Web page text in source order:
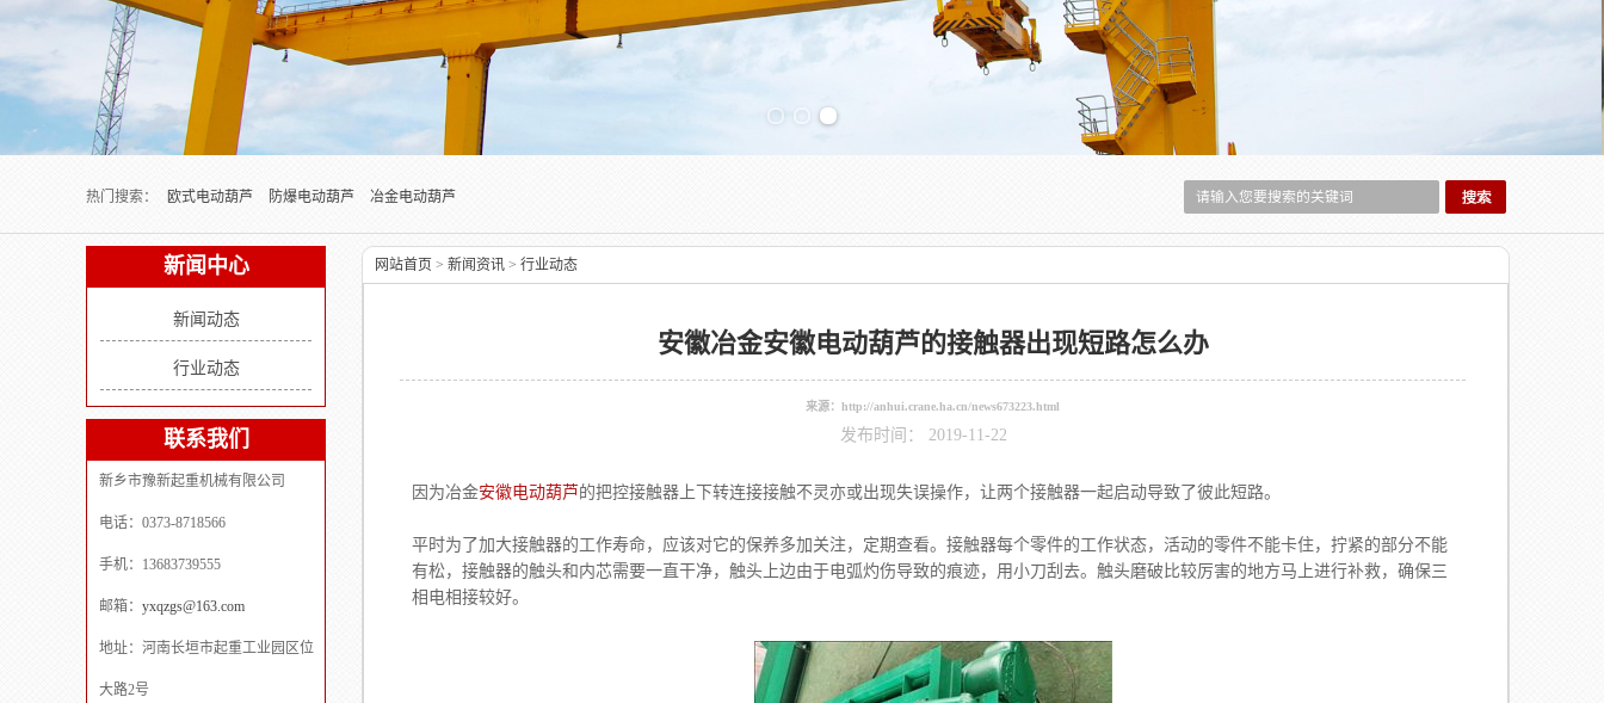
热门搜索：
欧式电动葫芦 防爆电动葫芦 冶金电动葫芦
新闻中心
新闻动态
行业动态
联系我们
新乡市豫新起重机械有限公司
电话：0373-8718566
手机：13683739555
邮箱： yxqzgs@163.com
地址：河南长垣市起重工业园区位
大路2号
网站首页 > 新闻资讯 > 行业动态
安徽冶金安徽电动葫芦的接触器出现短路怎么办
来源： http://anhui.crane.ha.cn/news673223.html
发布时间： 2019-11-22
因为冶金安徽电动葫芦 的把控接触器上下转连接接触不灵亦或出现失误操作，让两个接触器一起启动导致了彼此短路。
平时为了加大接触器的工作寿命，应该对它的保养多加关注，定期查看。接触器每个零件的工作状态，活动的零件不能卡住，拧紧的部分不能
有松，接触器的触头和内芯需要一直干净，触头上边由于电弧灼伤导致的痕迹，用小刀刮去。触头磨破比较厉害的地方马上进行补救，确保三
相电相接较好。